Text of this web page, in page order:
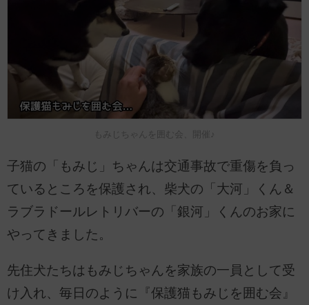
もみじちゃんを囲む会、開催♪
子猫の「もみじ」ちゃんは交通事故で重傷を負っ
ているところを保護され、柴犬の「大河」くん＆
ラブラドールレトリバーの「銀河」くんのお家に
やってきました。
先住犬たちはもみじちゃんを家族の一員として受
け入れ、毎日のように『保護猫もみじを囲む会』